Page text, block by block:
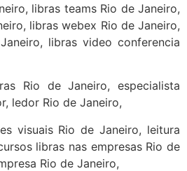
libras teams Rio de Janeiro,
libras webex Rio de Janeiro,
libras video conferencia
Rio de Janeiro, especialista
ledor Rio de Janeiro,
visuais Rio de Janeiro, leitura
libras nas empresas Rio de
Rio de Janeiro,